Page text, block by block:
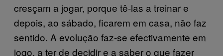
cresçam a jogar, porque tê-las a treinar e
depois, ao sábado, ficarem em casa, não faz
sentido. A evolução faz-se efectivamente em
jogo, a ter de decidir e a saber o que fazer